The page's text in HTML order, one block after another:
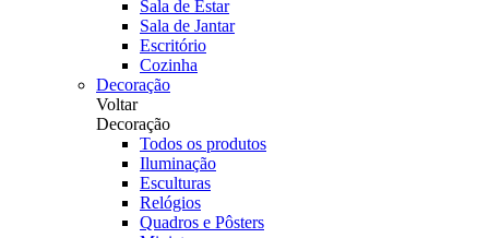
Sala de Estar
Sala de Jantar
Escritório
Cozinha
Decoração
Voltar
Decoração
Todos os produtos
Iluminação
Esculturas
Relógios
Quadros e Pôsters